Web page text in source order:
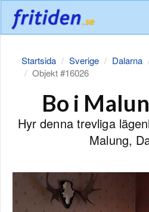
Startsida Sverige Dalarna
Objekt #16026
Bo i
Hyr denna trevliga
Malung,